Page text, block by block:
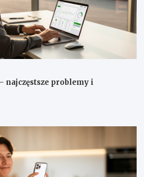
najczęstsze problemy i